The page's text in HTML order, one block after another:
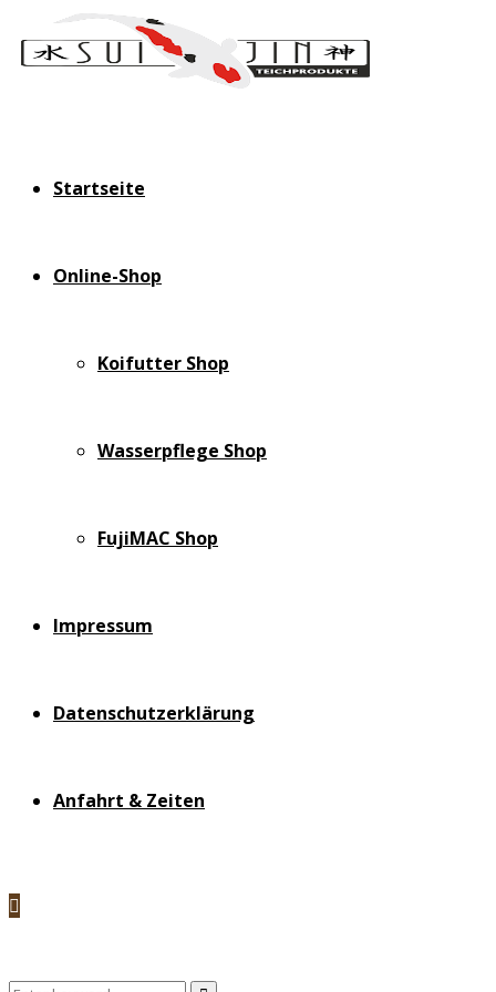
Startseite
Online-Shop
Koifutter Shop
Wasserpflege Shop
FujiMAC Shop
Impressum
Datenschutzerklärung
Anfahrt & Zeiten